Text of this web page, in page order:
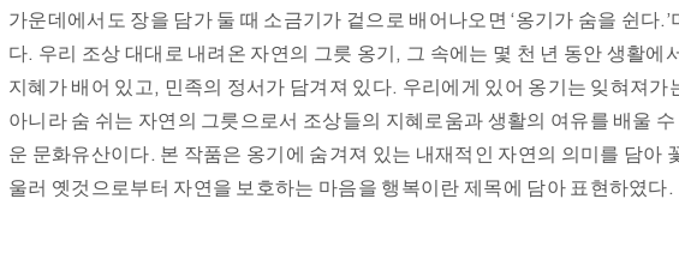
가운데에서도 장을 담가 둘 때 소금기가 겉으로 배어나오면 ‘옹기가 숨을 쉰다.’
다. 우리 조상 대대로 내려온 자연의 그릇 옹기, 그 속에는 몇 천 년 동안 생활에
지혜가 배어 있고, 민족의 정서가 담겨져 있다. 우리에게 있어 옹기는 잊혀져가
아니라 숨 쉬는 자연의 그릇으로서 조상들의 지혜로움과 생활의 여유를 배울 수
운 문화유산이다. 본 작품은 옹기에 숨겨져 있는 내재적인 자연의 의미를 담아
울러 옛것으로부터 자연을 보호하는 마음을 행복이란 제목에 담아 표현하였다.